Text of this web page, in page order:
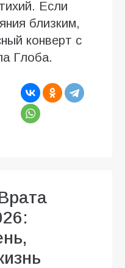
Если
близким,
конверт с
Глоба.